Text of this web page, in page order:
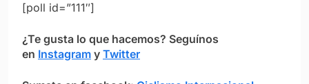
[poll id=”111″]
¿Te gusta lo que hacemos? Seguínos
en Instagram y Twitter